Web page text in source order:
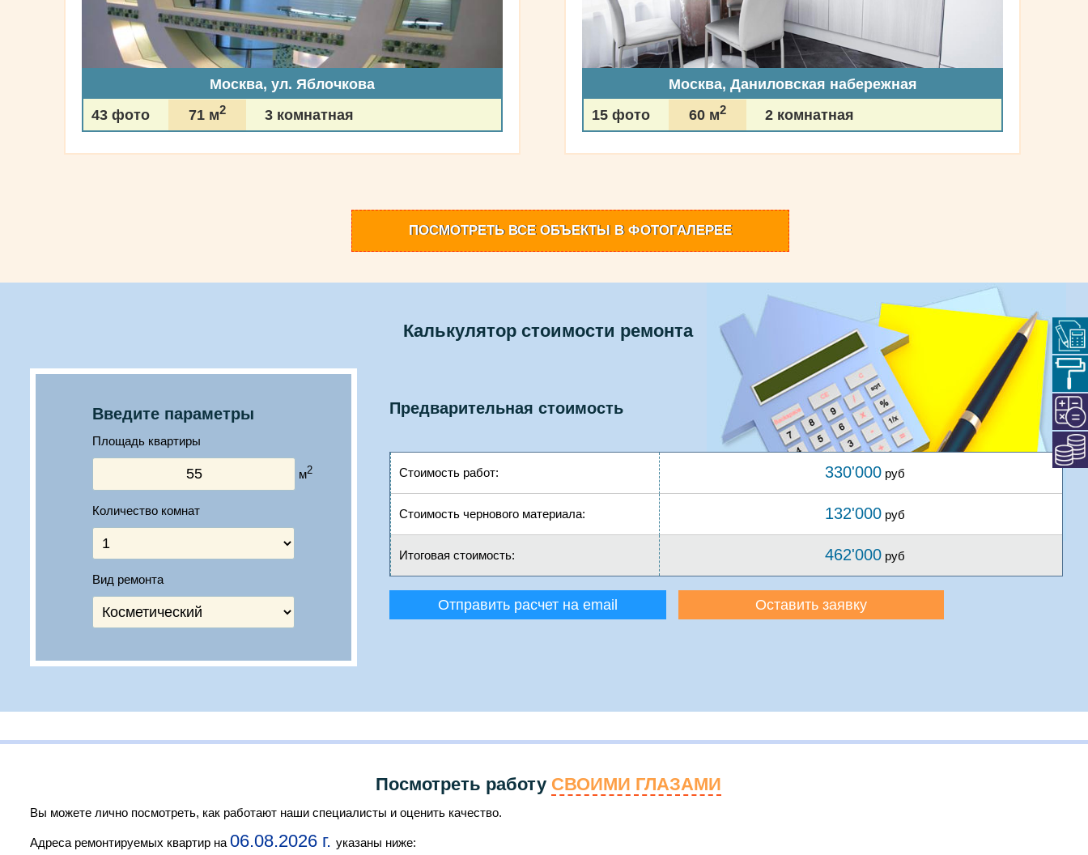
Москва, ул. Яблочкова
43 фото
71 м2 3 комнатная
Москва, Даниловская набережная
15 фото
60 м2 2 комнатная
ПОСМОТРЕТЬ ВСЕ ОБЪЕКТЫ В ФОТОГАЛЕРЕЕ
Калькулятор стоимости ремонта
Введите параметры
Площадь квартиры
м2
Количество комнат
Вид ремонта
Предварительная стоимость
Стоимость работ: 330'000 руб
Стоимость чернового материала: 132'000 руб
Итоговая стоимость: 462'000 руб
Отправить расчет на email Оставить заявку
Посмотреть работу СВОИМИ ГЛАЗАМИ
Вы можете лично посмотреть, как работают наши специалисты и оценить качество.
Адреса ремонтируемых квартир на 06.08.2026 г. указаны ниже: